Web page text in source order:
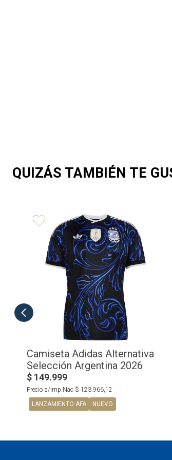
QUIZÁS TAMBIÉN TE
Camiseta Adidas Alternativa
Selección Argentina 2026
$ 149.999
Precio s/Imp.Nac $ 123. 966, 12
LANZAMIENTO AFA
NUEVO